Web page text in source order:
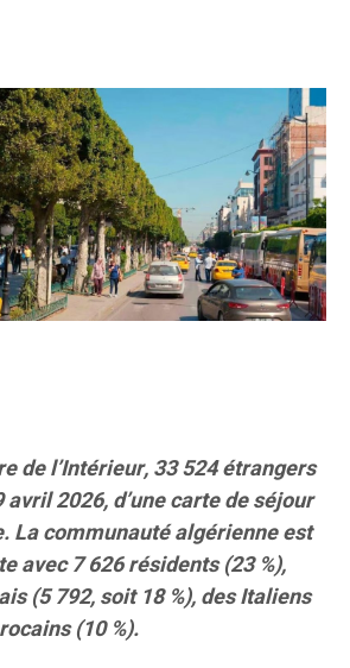
de l’Intérieur, 33 524 étrangers
2026, d’une carte de séjour
La communauté algérienne est
avec 7 626 résidents (23 %),
(5 792, soit 18 %), des Italiens
(10 %).